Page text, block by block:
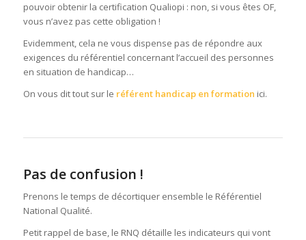
pouvoir obtenir la certification Qualiopi : non, si vous êtes OF,
vous n’avez pas cette obligation !
Evidemment, cela ne vous dispense pas de répondre aux
exigences du référentiel concernant l’accueil des personnes
en situation de handicap…
On vous dit tout sur le référent handicap en formation ici.
Pas de confusion !
Prenons le temps de décortiquer ensemble le Référentiel
National Qualité.
Petit rappel de base, le RNQ détaille les indicateurs qui vont